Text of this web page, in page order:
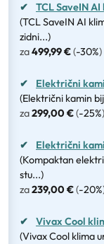
✔
TCL SaveIN
(TCL SaveIN AI
zidni...)
za499,99 €(-30%)
✔
Električni
(Električni kamin
za299,00 €(-25%)
✔
Električni
(Kompaktan
stu...)
za239,00 €(-20%
✔
Vivax Cool
(Vivax Cool klima